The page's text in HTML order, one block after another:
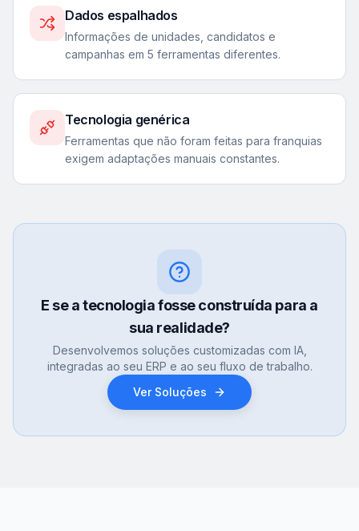
Dados espalhados
Informações de unidades, candidatos e
campanhas em 5 ferramentas diferentes.
Tecnologia genérica
Ferramentas que não foram feitas para franquias
exigem adaptações manuais constantes.
E se a tecnologia fosse construída para a
sua realidade?
Desenvolvemos soluções customizadas com IA,
integradas ao seu ERP e ao seu fluxo de trabalho.
Ver Soluções